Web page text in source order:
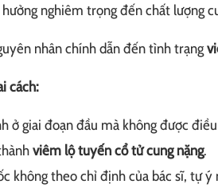
nghiêm trọng đến chất lượng
nhân chính dẫn đến tình trạng
cách:
ở giai đoạn đầu mà không được
viêm lộ tuyến cổ tử cung nặng.
không theo chỉ định của bác sĩ, tự